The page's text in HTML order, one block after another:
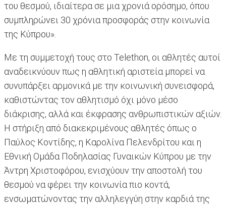
του θεσμού, ιδιαίτερα σε μια χρονιά ορόσημο, όπου
συμπληρώνει 30 χρόνια προσφοράς στην κοινωνία
της Κύπρου».
Με τη συμμετοχή τους στο Telethon, οι αθλητές αυτοί
αναδεικνύουν πως η αθλητική αριστεία μπορεί να
συνυπάρξει αρμονικά με την κοινωνική συνεισφορά,
καθιστώντας τον αθλητισμό όχι μόνο μέσο
διάκρισης, αλλά και έκφρασης ανθρωπιστικών αξιών.
Η στήριξη από διακεκριμένους αθλητές όπως ο
Παύλος Κοντίδης, η Καρολίνα Πελενδρίτου και η
Εθνική Ομάδα Ποδηλασίας Γυναικών Κύπρου με την
Άντρη Χριστοφόρου, ενισχύουν την αποστολή του
θεσμού να φέρει την κοινωνία πιο κοντά,
ενσωματώνοντας την αλληλεγγύη στην καρδιά της